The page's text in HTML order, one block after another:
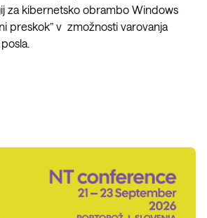
za kibernetsko obrambo Windows
preskok” v zmožnosti varovanja